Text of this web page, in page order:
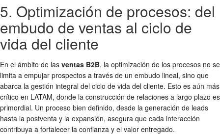
5. Optimización de procesos: del
embudo de ventas al ciclo de
vida del cliente
En el ámbito de las ventas B2B, la optimización de los procesos no se
limita a empujar prospectos a través de un embudo lineal, sino que
abarca la gestión integral del ciclo de vida del cliente. Esto es aún más
crítico en LATAM, donde la construcción de relaciones a largo plazo es
primordial. Un proceso bien definido, desde la generación de leads
hasta la postventa y la expansión, asegura que cada interacción
contribuya a fortalecer la confianza y el valor entregado.